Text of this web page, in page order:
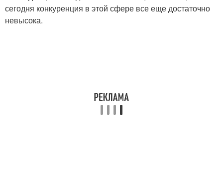
сегодня конкуренция в этой сфере все еще достаточно
невысока.